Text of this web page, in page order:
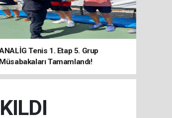
Tenis 1. Etap 5. Grup
Müsabakaları Tamamlandı!